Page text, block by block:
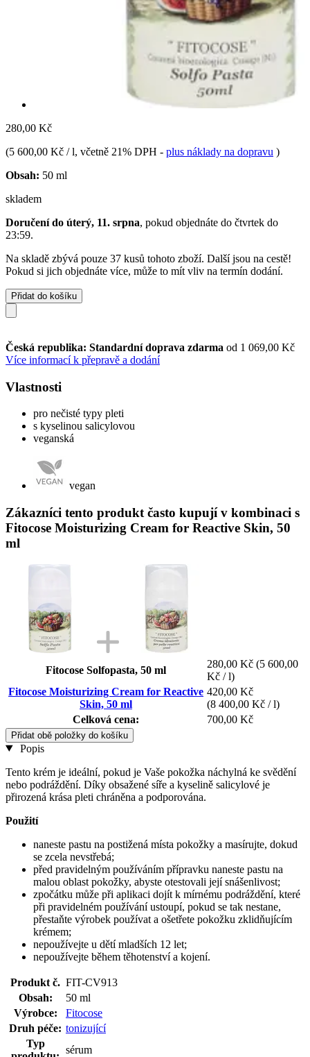
280,00 Kč
(5 600,00 Kč / l, včetně 21% DPH - plus náklady na dopravu )
Obsah: 50 ml
skladem
Doručení do úterý, 11. srpna, pokud objednáte do čtvrtek do
23:59.
Na skladě zbývá pouze 37 kusů tohoto zboží. Další jsou na cestě!
Pokud si jich objednáte více, může to mít vliv na termín dodání.
Přidat do košíku
Česká republika: Standardní doprava zdarma od 1 069,00 Kč
Více informací k přepravě a dodání
Vlastnosti
pro nečisté typy pleti
s kyselinou salicylovou
veganská
vegan
Zákazníci tento produkt často kupují v kombinaci s
Fitocose Moisturizing Cream for Reactive Skin, 50
ml
Fitocose Solfopasta, 50 ml
280,00 Kč (5 600,00
Kč / l)
Fitocose Moisturizing Cream for Reactive
Skin, 50 ml
420,00 Kč
(8 400,00 Kč / l)
Celková cena:
700,00 Kč
Přidat obě položky do košíku
Popis
Tento krém je ideální, pokud je Vaše pokožka náchylná ke svědění
nebo podráždění. Díky obsažené síře a kyselině salicylové je
přirozená krása pleti chráněna a podporována.
Použití
naneste pastu na postižená místa pokožky a masírujte, dokud
se zcela nevstřebá;
před pravidelným používáním přípravku naneste pastu na
malou oblast pokožky, abyste otestovali její snášenlivost;
zpočátku může při aplikaci dojít k mírnému podráždění, které
při pravidelném používání ustoupí, pokud se tak nestane,
přestaňte výrobek používat a ošetřete pokožku zklidňujícím
krémem;
nepoužívejte u dětí mladších 12 let;
nepoužívejte během těhotenství a kojení.
Produkt č. FIT-CV913
Obsah:
50 ml
Výrobce:
Fitocose
Druh péče: tonizující
Typ
sérum